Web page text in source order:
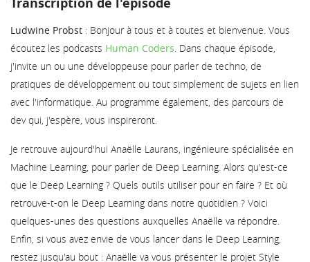
Ludwine Probst : Bonjour à tous et à toutes et bienvenue. Vous
écoutez les podcasts Human Coders. Dans chaque épisode,
j'invite un ou une développeuse pour parler de techno, de
pratiques de développement ou tout simplement de sujets en lien
avec l'informatique. Au programme également, des parcours de
dev qui, j'espère, vous inspireront.
Je retrouve aujourd'hui Anaëlle Laurans, ingénieure spécialisée en
Machine Learning, pour parler de Deep Learning. Alors qu'est-ce
que le Deep Learning ? Quels outils utiliser pour en faire ? Et où
retrouve-t-on le Deep Learning dans notre quotidien ? Voici
quelques-unes des questions auxquelles Anaëlle va répondre.
Enfin, si vous avez envie de vous lancer dans le Deep Learning,
restez jusqu'au bout : Anaëlle va vous présenter le projet Style